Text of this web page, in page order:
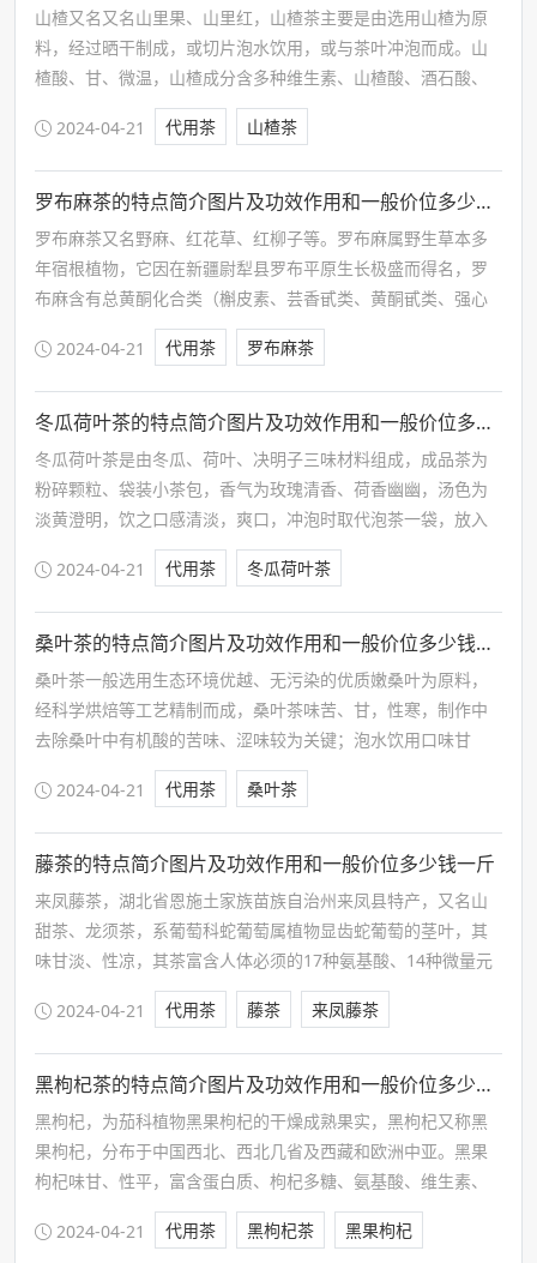
山楂又名又名山里果、山里红，山楂茶主要是由选用山楂为原
料，经过晒干制成，或切片泡水饮用，或与茶叶冲泡而成。山
楂酸、甘、微温，山楂成分含多种维生素、山楂酸、酒石酸、
柠檬酸、苹果酸等，还含有黄酮类、类脂、糖类、蛋白质、脂
肪和钙、磷、铁等矿物质，适宜日常饮用。
2024-04-21 代用茶 山楂茶
罗布麻茶的特点简介图片及功效作用和一般价位多少钱一斤
罗布麻茶又名野麻、红花草、红柳子等。罗布麻属野生草本多
年宿根植物，它因在新疆尉犁县罗布平原生长极盛而得名，罗
布麻含有总黄酮化合类（槲皮素、芸香甙类、黄酮甙类、强心
甙类）、有机酸类化合物、氨基酸、钙、镁、钾、锌、锰、
铁、硒等有效成份，适宜饮用，但注意不可多饮。
2024-04-21 代用茶 罗布麻茶
冬瓜荷叶茶的特点简介图片及功效作用和一般价位多少钱一斤
冬瓜荷叶茶是由冬瓜、荷叶、决明子三味材料组成，成品茶为
粉碎颗粒、袋装小茶包，香气为玫瑰清香、荷香幽幽，汤色为
淡黄澄明，饮之口感清淡，爽口，冲泡时取代泡茶一袋，放入
杯中，根据口味加冷水或沸水200-400ml，冲泡3-5分钟…
2024-04-21
代用茶 冬瓜荷叶茶
桑叶茶的特点简介图片及功效作用和一般价位多少钱一斤
桑叶茶一般选用生态环境优越、无污染的优质嫩桑叶为原料，
经科学烘焙等工艺精制而成，桑叶茶味苦、甘，性寒，制作中
去除桑叶中有机酸的苦味、涩味较为关键；泡水饮用口味甘
醇、清香溢人，且鲜醇爽口。
2024-04-21
代用茶 桑叶茶
藤茶的特点简介图片及功效作用和一般价位多少钱一斤
来凤藤茶，湖北省恩施土家族苗族自治州来凤县特产，又名山
甜茶、龙须茶，系葡萄科蛇葡萄属植物显齿蛇葡萄的茎叶，其
味甘淡、性凉，其茶富含人体必须的17种氨基酸、14种微量元
素及多糖等，是已经发现的自然硒和黄酮成份含量较高的野生
植物。
2024-04-21 代用茶 藤茶 来凤藤茶
黑枸杞茶的特点简介图片及功效作用和一般价位多少钱一斤
黑枸杞，为茄科植物黑果枸杞的干燥成熟果实，黑枸杞又称黑
果枸杞，分布于中国西北、西北几省及西藏和欧洲中亚。黑果
枸杞味甘、性平，富含蛋白质、枸杞多糖、氨基酸、维生素、
矿物质、微量元素等多种营养成分。还含有丰富的黑果色素-天
然原花青素(红果枸杞不含。
2024-04-21 代用茶 黑枸杞茶 黑果枸杞